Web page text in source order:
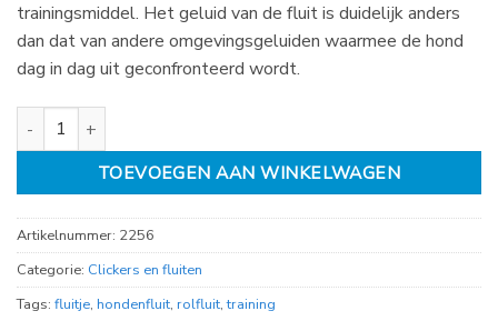
trainingsmiddel. Het geluid van de fluit is duidelijk anders
dan dat van andere omgevingsgeluiden waarmee de hond
dag in dag uit geconfronteerd wordt.
Honden Fluit aantal
TOEVOEGEN AAN WINKELWAGEN
Artikelnummer: 2256
Categorie: Clickers en fluiten
Tags: fluitje, hondenfluit, rolfluit,training